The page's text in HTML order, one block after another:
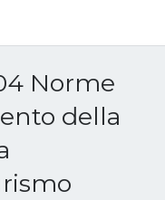
Norme
della